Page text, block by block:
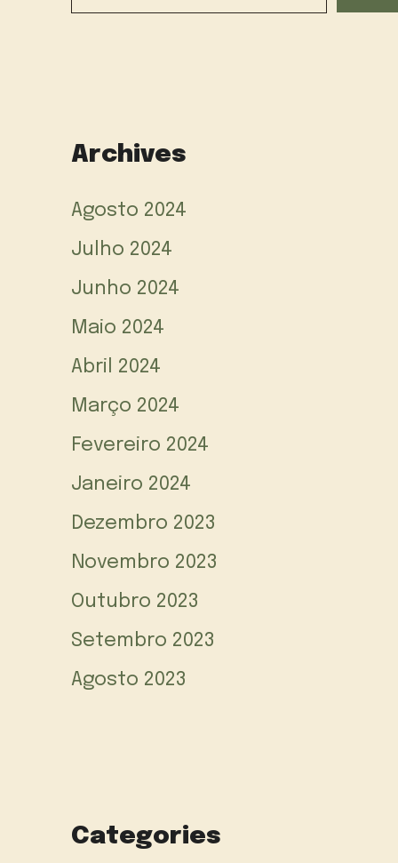
Archives
Agosto 2024
Julho 2024
Junho 2024
Maio 2024
Abril 2024
Março 2024
Fevereiro 2024
Janeiro 2024
Dezembro 2023
Novembro 2023
Outubro 2023
Setembro 2023
Agosto 2023
Categories